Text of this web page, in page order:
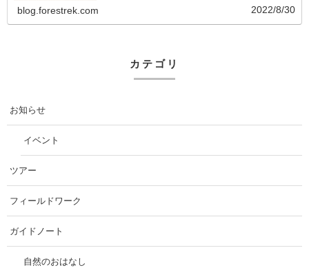
blog.forestrek.com 2022/8/30
カテゴリ
お知らせ
イベント
ツアー
フィールドワーク
ガイドノート
自然のおはなし